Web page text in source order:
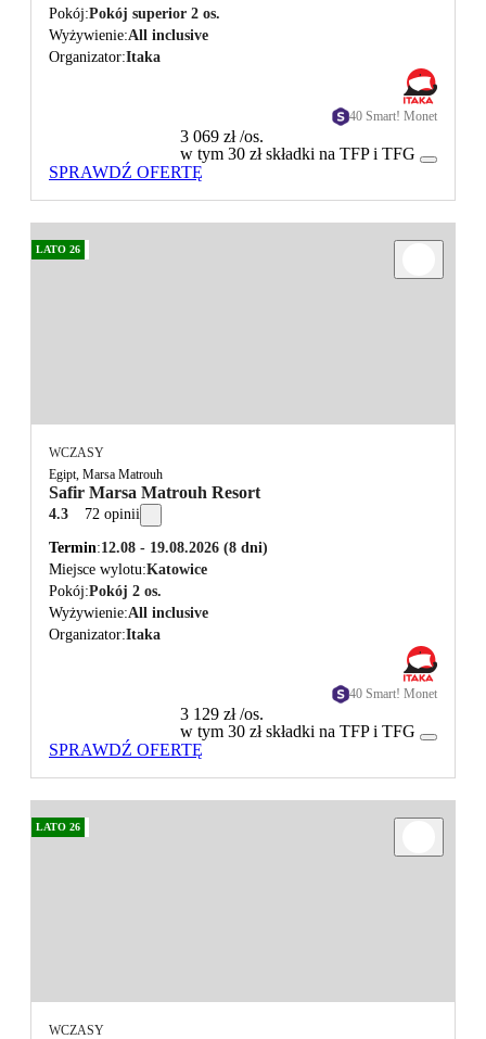
Pokój Pokój superior 2 os.
Wyżywienie All inclusive
Organizator Itaka
40 Smart! Monet
3 069 zł/os.
w tym 30 zł składki na TFP i TFG
SPRAWDŹ OFERTĘ
LATO 26
WCZASY
Egipt, Marsa Matrouh
Safir Marsa Matrouh Resort
4.3 72 opinii
Termin 12.08 - 19.08.2026 (8 dni)
Miejsce wylotu Katowice
Pokój Pokój 2 os.
Wyżywienie All inclusive
Organizator Itaka
40 Smart! Monet
3 129 zł/os.
w tym 30 zł składki na TFP i TFG
SPRAWDŹ OFERTĘ
LATO 26
WCZASY